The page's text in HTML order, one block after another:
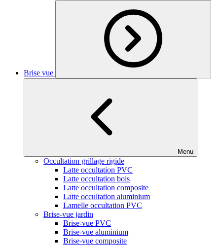
Brise vue
Menu
Occultation grillage rigide
Latte occultation PVC
Latte occultation bois
Latte occultation composite
Latte occultation aluminium
Lamelle occultation PVC
Brise-vue jardin
Brise-vue PVC
Brise-vue aluminium
Brise-vue composite